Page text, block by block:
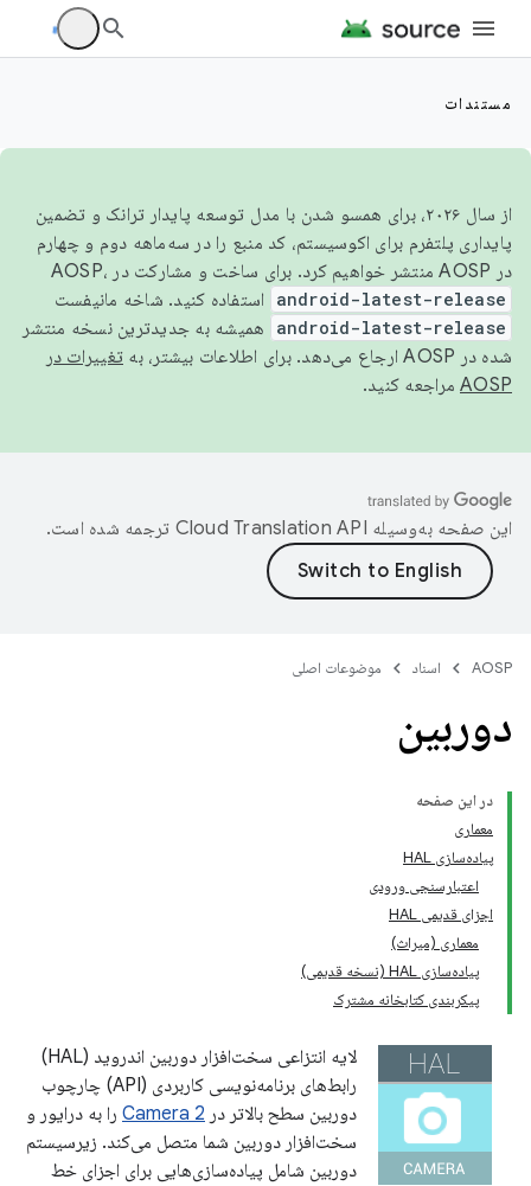
مستندات
از سال ۲۰۲۶، برای همسو شدن با مدل توسعه پایدار ترانک و تضمین
پایداری پلتفرم برای اکوسیستم، کد منبع را در سه‌ماهه دوم و چهارم
در AOSP منتشر خواهیم کرد. برای ساخت و مشارکت در AOSP،
android-latest-release استفاده کنید. شاخه مانیفست
android-latest-release
همیشه به جدیدترین نسخه منتشر
شده در AOSP ارجاع می‌دهد. برای اطلاعات بیشتر، به
تغییرات در
AOSP مراجعه کنید.
این صفحه به‌وسیله ترجمه شده است.
AOSP اسناد موضوعات اصلی
دوربین
در این صفحه
معماری
پیاده‌سازی HAL
اعتبارسنجی ورودی
اجزای قدیمی HAL
معماری (میراث)
پیاده‌سازی HAL (نسخه قدیمی)
پیکربندی کتابخانه مشترک
لایه انتزاعی سخت‌افزار دوربین اندروید (HAL)
رابط‌های برنامه‌نویسی کاربردی (API) چارچوب
دوربین سطح بالاتر در Camera 2 را به درایور و
سخت‌افزار دوربین شما متصل می‌کند. زیرسیستم
دوربین شامل پیاده‌سازی‌هایی برای اجزای خط